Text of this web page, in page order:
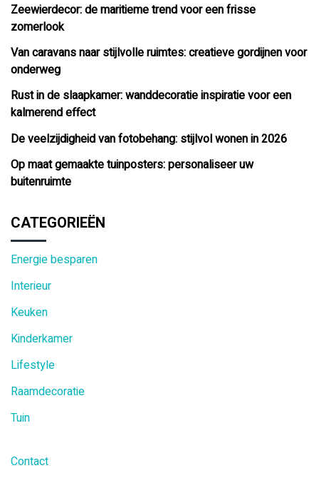
Zeewierdecor: de maritieme trend voor een frisse
zomerlook
Van caravans naar stijlvolle ruimtes: creatieve gordijnen voor
onderweg
Rust in de slaapkamer: wanddecoratie inspiratie voor een
kalmerend effect
De veelzijdigheid van fotobehang: stijlvol wonen in 2026
Op maat gemaakte tuinposters: personaliseer uw
buitenruimte
CATEGORIEËN
Energie besparen
Interieur
Keuken
Kinderkamer
Lifestyle
Raamdecoratie
Tuin
Contact